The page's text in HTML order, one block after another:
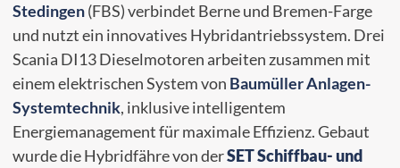
Stedingen(FBS) verbindet Berne und Bremen-Farge
und nutzt ein innovatives Hybridantriebssystem. Drei
Scania DI13 Dieselmotoren arbeiten zusammen mit
einem elektrischen System von Baumüller Anlagen-
Systemtechnik, inklusive intelligentem
Energiemanagement für maximale Effizienz. Gebaut
wurde die Hybridfähre von derSETSchiffbau- und